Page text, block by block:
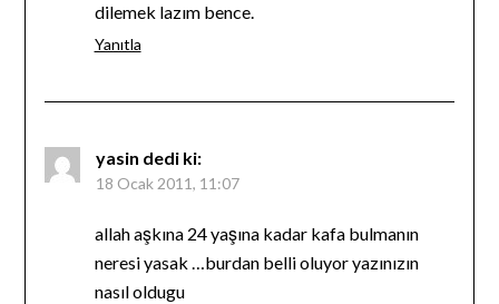
dilemek lazım bence.
Yanıtla
yasin dedi ki:
18 Ocak 2011, 11:07
allah aşkına 24 yaşına kadar kafa bulmanın
neresi yasak …burdan belli oluyor yazınızın
nasıl oldugu